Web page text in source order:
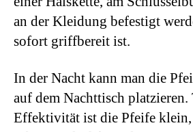
an der Kleidung befestigt
sofort griffbereit ist.
In der Nacht kann man die
auf dem Nachttisch
Effektivität ist die Pfeife